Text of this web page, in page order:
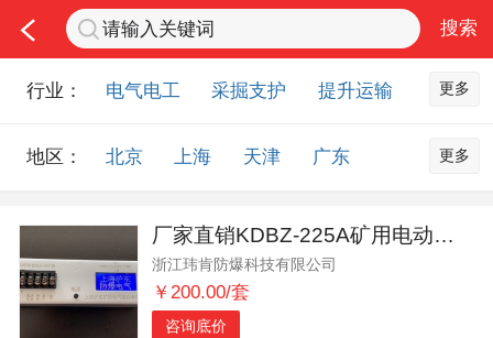
行业： 电气电工 采掘支护
提升运输
排水设备
钻探设备
非金属品
化工化学
安防设备
矿用物资
应急救援
智能制造
农业机械
交通机械
更多
地区： 北京 上海 天津
广东
内蒙古 黑龙江
吉林
辽宁
江苏 浙江
湖北
湖南
安徽
更多
厂家直销KDBZ-225A矿用电动机智能综合保护器
浙江玮肯防爆科技有限公司
￥200.00/套
咨询底价